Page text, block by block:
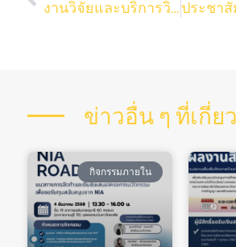
งานวิจัยและบริการวิชาการ ขอแสดงความยินดีกับ ศาสตราจารย์ ดร. อลิสา วังใน เนื่องในโอกาสที่ได้รับทุนส่งเสริมกลุ่มวิจัย (เมธีวิจัยอาวุโส) ประจำปีงบประมาณ 2564 จากสำนักงานการวิจัยแห่งชาติ (วช.)
ข่าวอื่น ๆ ที่เกี่ย
กิจกรรมภายใน